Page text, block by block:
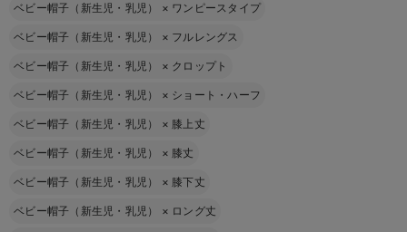
ベビー帽子（新生児・乳児） × ワンピースタイプ
ベビー帽子（新生児・乳児） × フルレングス
ベビー帽子（新生児・乳児） × クロップト
ベビー帽子（新生児・乳児） × ショート・ハーフ
ベビー帽子（新生児・乳児） × 膝上丈
ベビー帽子（新生児・乳児） × 膝丈
ベビー帽子（新生児・乳児） × 膝下丈
ベビー帽子（新生児・乳児） × ロング丈